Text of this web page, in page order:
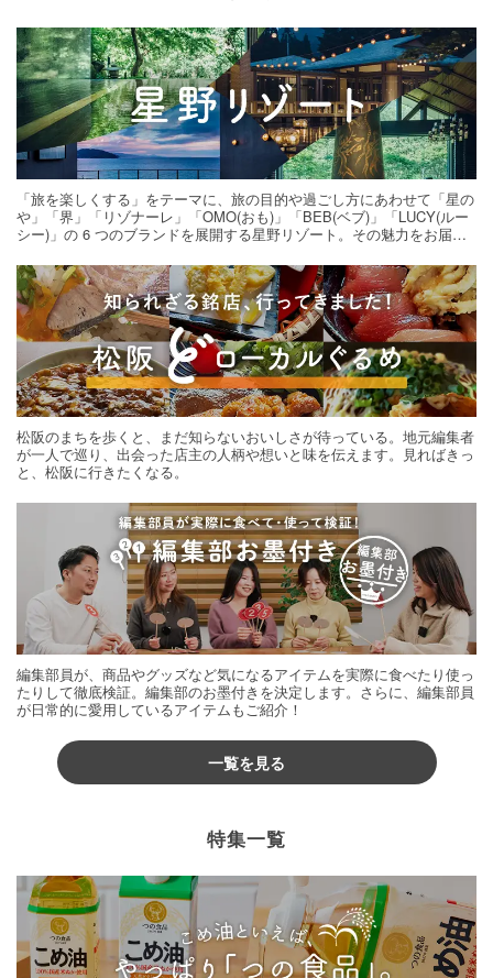
「旅を楽しくする」をテーマに、旅の目的や過ごし方にあわせて「星の
や」「界」「リゾナーレ」「OMO(おも)」「BEB(ベブ)」「LUCY(ルー
シー)」の 6 つのブランドを展開する星野リゾート。その魅力をお届け
松阪のまちを歩くと、まだ知らないおいしさが待っている。地元編集者
が一人で巡り、出会った店主の人柄や想いと味を伝えます。見ればきっ
と、松阪に行きたくなる。
編集部員が、商品やグッズなど気になるアイテムを実際に食べたり使っ
たりして徹底検証。編集部のお墨付きを決定します。さらに、編集部員
が日常的に愛用しているアイテムもご紹介！
一覧を見る
特集一覧